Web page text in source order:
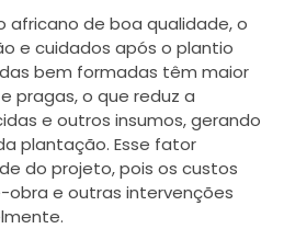
africano de boa qualidade, o
e cuidados após o plantio
bem formadas têm maior
pragas, o que reduz a
e outros insumos, gerando
plantação. Esse fator
do projeto, pois os custos
e outras intervenções